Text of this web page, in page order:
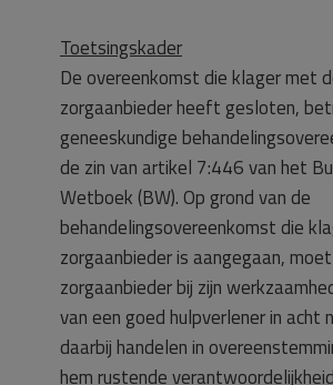
Toetsingskader
De overeenkomst die klager met
zorgaanbieder heeft gesloten,
geneeskundige
de zin van artikel 7:446 van het
Wetboek (BW). Op grond van de
behandelingsovereenkomst die
zorgaanbieder is aangegaan,
zorgaanbieder bij zijn
van een goed hulpverlener in acht
daarbij handelen in
hem rustende